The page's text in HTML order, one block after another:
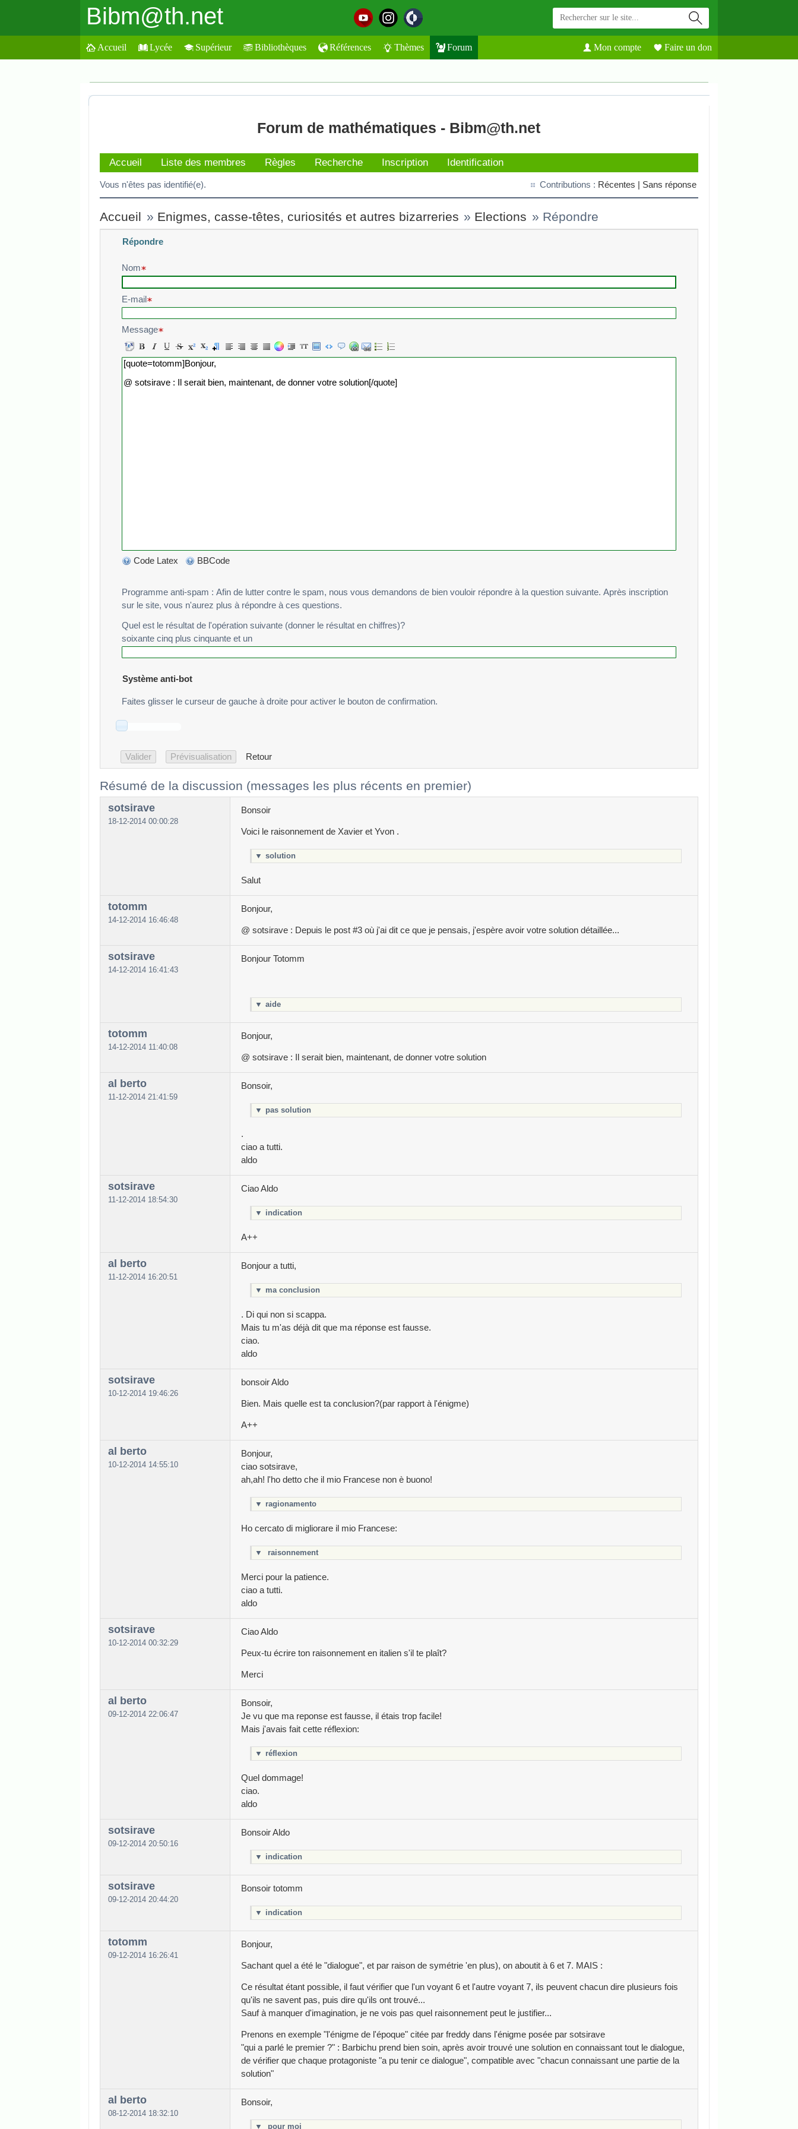
Bibm@th.net
Accueil Lycée Supérieur Bibliothèques Références Thèmes Forum Mon compte Faire un don
Forum de mathématiques - Bibm@th.net
Accueil Liste des membres Règles Recherche Inscription Identification
Vous n'êtes pas identifié(e). Contributions : Récentes | Sans réponse
Accueil » Enigmes, casse-têtes, curiosités et autres bizarreries » Elections » Répondre
Répondre
Veuillez composer votre message et l'envoyer
Nom
E-mail
Message
Code Latex BBCode
Programme anti-spam : Afin de lutter contre le spam, nous vous demandons de bien vouloir répondre à la question suivante. Après inscription
sur le site, vous n'aurez plus à répondre à ces questions.
Quel est le résultat de l'opération suivante (donner le résultat en chiffres)?
soixante cinq plus cinquante et un
Système anti-bot
Faites glisser le curseur de gauche à droite pour activer le bouton de confirmation.
Retour
Résumé de la discussion (messages les plus récents en premier)
sotsirave
18-12-2014 00:00:28
Bonsoir
Voici le raisonnement de Xavier et Yvon .
▼ solution
Salut
totomm
14-12-2014 16:46:48
Bonjour,
@ sotsirave : Depuis le post #3 où j'ai dit ce que je pensais, j'espère avoir votre solution détaillée...
sotsirave
14-12-2014 16:41:43
Bonjour Totomm
▼ aide
totomm
14-12-2014 11:40:08
Bonjour,
@ sotsirave : Il serait bien, maintenant, de donner votre solution
al berto
11-12-2014 21:41:59
Bonsoir,
▼ pas solution
.
ciao a tutti.
aldo
sotsirave
11-12-2014 18:54:30
Ciao Aldo
▼ indication
A++
al berto
11-12-2014 16:20:51
Bonjour a tutti,
▼ ma conclusion
. Di qui non si scappa.
Mais tu m'as déjà dit que ma réponse est fausse.
ciao.
aldo
sotsirave
10-12-2014 19:46:26
bonsoir Aldo
Bien. Mais quelle est ta conclusion?(par rapport à l'énigme)
A++
al berto
10-12-2014 14:55:10
Bonjour,
ciao sotsirave,
ah,ah! l'ho detto che il mio Francese non è buono!
▼ ragionamento
Ho cercato di migliorare il mio Francese:
▼ raisonnement
Merci pour la patience.
ciao a tutti.
aldo
sotsirave
10-12-2014 00:32:29
Ciao Aldo
Peux-tu écrire ton raisonnement en italien s'il te plaît?
Merci
al berto
09-12-2014 22:06:47
Bonsoir,
Je vu que ma reponse est fausse, il étais trop facile!
Mais j'avais fait cette réflexion:
▼ réflexion
Quel dommage!
ciao.
aldo
sotsirave
09-12-2014 20:50:16
Bonsoir Aldo
▼ indication
sotsirave
09-12-2014 20:44:20
Bonsoir totomm
▼ indication
totomm
09-12-2014 16:26:41
Bonjour,
Sachant quel a été le "dialogue", et par raison de symétrie 'en plus), on aboutit à 6 et 7. MAIS :
Ce résultat étant possible, il faut vérifier que l'un voyant 6 et l'autre voyant 7, ils peuvent chacun dire plusieurs fois
qu'ils ne savent pas, puis dire qu'ils ont trouvé...
Sauf à manquer d'imagination, je ne vois pas quel raisonnement peut le justifier...
Prenons en exemple "l'énigme de l'époque" citée par freddy dans l'énigme posée par sotsirave
"qui a parlé le premier ?" : Barbichu prend bien soin, après avoir trouvé une solution en connaissant tout le dialogue,
de vérifier que chaque protagoniste "a pu tenir ce dialogue", compatible avec "chacun connaissant une partie de la
solution"
al berto
08-12-2014 18:32:10
Bonsoir,
▼ pour moi